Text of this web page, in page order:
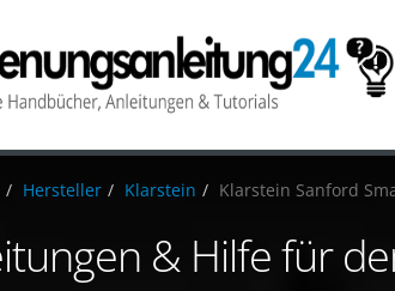
Hersteller Klarstein Klarstein Sanford
& Hilfe für